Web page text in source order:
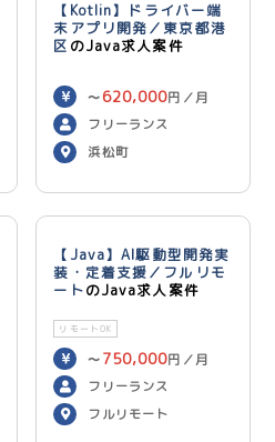
【Kotlin】ドライバー端
末アプリ開発／東京都港
区 のJava求人案件
〜 620,000円／月
フリーランス
浜松町
【Java】AI駆動型開発実
装・定着支援／フルリモ
ートのJava求人案件
リモートOK
〜 750,000円／月
フリーランス
フルリモート